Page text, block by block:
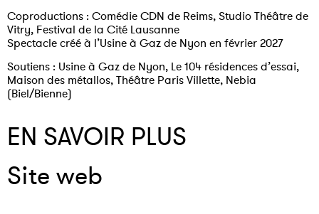
Coproductions : Comédie CDN de Reims, Studio Théâtre de
Vitry, Festival de la Cité Lausanne
Spectacle créé à l’Usine à Gaz de Nyon en février 2027
Soutiens : Usine à Gaz de Nyon, Le 104 résidences d’essai,
Maison des métallos, Théâtre Paris Villette, Nebia
(Biel/Bienne)
EN SAVOIR PLUS
Site web